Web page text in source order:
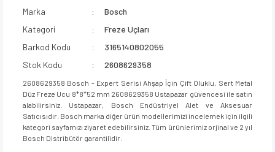
Marka
Bosch
Kategori
Freze Uçları
Barkod Kodu
3165140802055
Stok Kodu
2608629358
2608629358 Bosch - Expert Serisi Ahşap İçin Çift Oluklu, Sert Metal
Düz Freze Ucu 8*8*52 mm 2608629358 Ustapazar güvencesi ile satın
alabilirsiniz. Ustapazar, Bosch Endüstriyel Alet ve Aksesuar
Satıcısıdır. Bosch marka diğer ürün modellerimizi incelemek için ilgili
kategori sayfamızı ziyaret edebilirsiniz. Tüm ürünlerimiz orjinal ve 2 yıl
Bosch Distribütör garantilidir.